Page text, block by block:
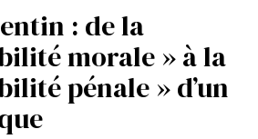
: de la
morale » à la
pénale » d’un